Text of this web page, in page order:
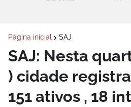
Página inicial SAJ
SAJ: Nesta
) cidade
151 ativos , 18